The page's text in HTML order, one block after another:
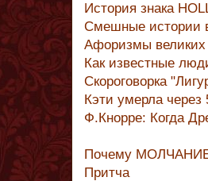
История знака
Смешные истории
Афоризмы великих
Как известные
Скороговорка
Кэти умерла
Ф.Кнорре: Когда
Почему
Притча